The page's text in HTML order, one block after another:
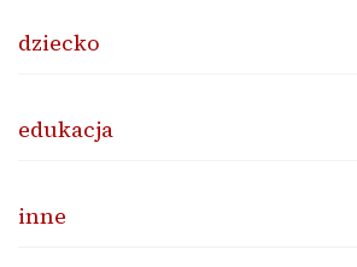
dziecko
edukacja
inne